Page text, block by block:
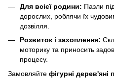
Для всієї родини: Пазли
дорослих, роблячи їх
дозвілля.
Розвиток і захоплення:
моторику та приносить
процесу.
Замовляйте фігурні дерев'яні